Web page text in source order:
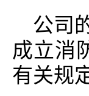
公司
成立消
有关规